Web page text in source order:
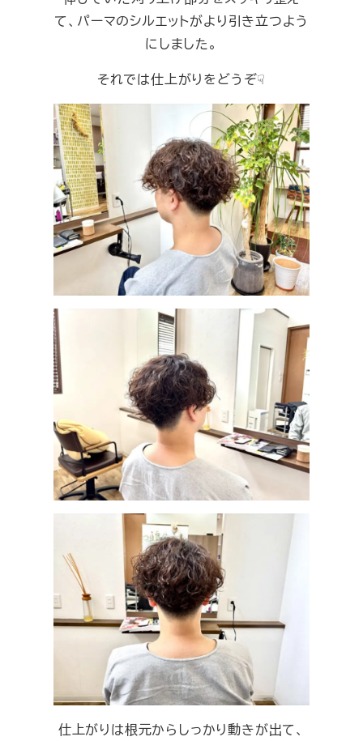
て、パーマのシルエットがより引き立つよう
にしました。
それでは仕上がりをどうぞ☟
仕上がりは根元からしっかり動きが出て、